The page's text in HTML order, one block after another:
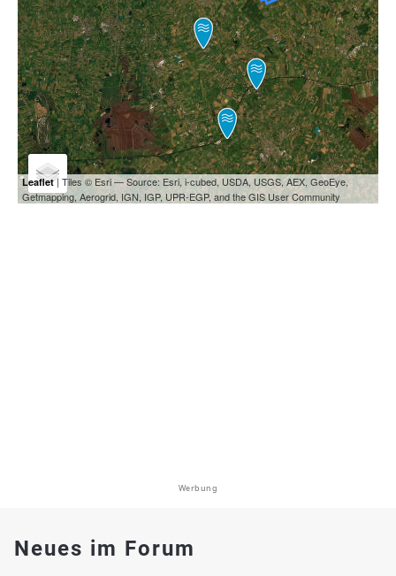
Leaflet| Tiles © Esri — Source: Esri, i-cubed, USDA, USGS, AEX, GeoEye,
Getmapping, Aerogrid, IGN, IGP, UPR-EGP, and the GIS User Community
Werbung
Neues im Forum